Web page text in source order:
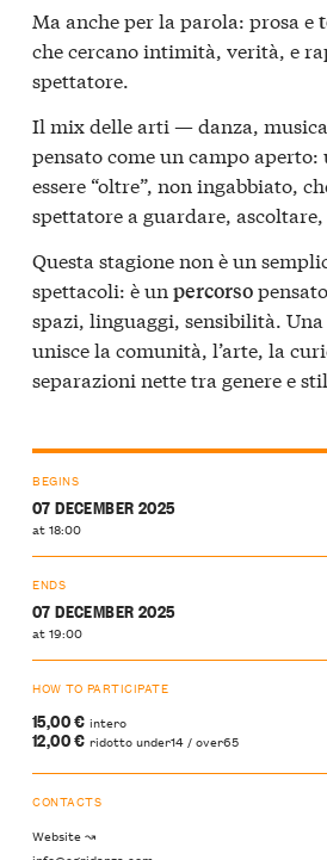
Ma anche per la parola: prosa e
che cercano intimità, verità, e
spettatore.
Il mix delle arti — danza,
pensato come un campo
essere “oltre”, non ingabbiato,
spettatore a guardare,
Questa stagione non è un
spettacoli: è un percorso
spazi, linguaggi, sensibilità.
unisce la comunità, l’arte, la
separazioni nette tra genere e
BEGINS
07 DECEMBER 2025
at 18:00
ENDS
07 DECEMBER 2025
at 19:00
HOW TO PARTICIPATE
15,00 € intero
12,00 € ridotto under14 / over65
CONTACTS
Website ↝